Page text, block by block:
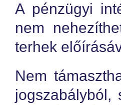
A pénzügyi
nem
terhek
Nem
jogszabályból,